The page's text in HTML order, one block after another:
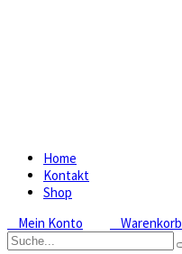
Home
Kontakt
Shop
Mein Konto
Warenkorb